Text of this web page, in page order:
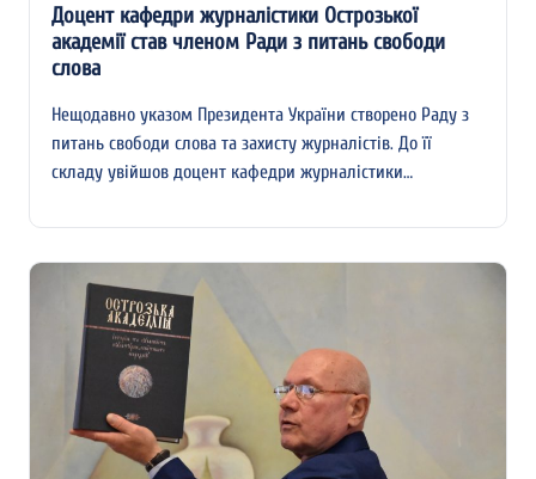
Доцент кафедри журналістики Острозької
академії став членом Ради з питань свободи
слова
Нещодавно указом Президента України створено Раду з
питань свободи слова та захисту журналістів. До її
складу увійшов доцент кафедри журналістики…